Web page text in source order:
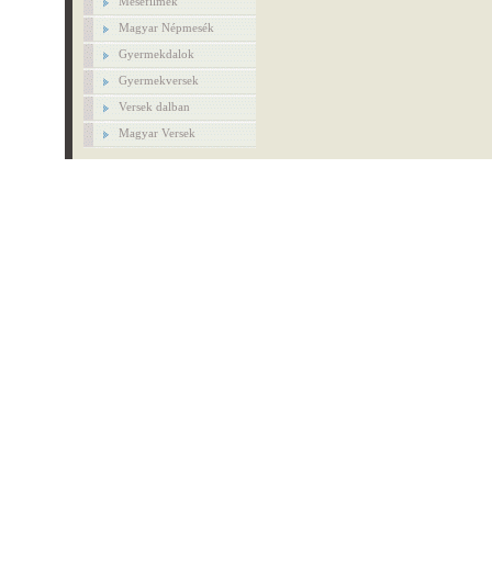
Magyar Népmesék
Gyermekdalok
Gyermekversek
Versek dalban
Magyar Versek